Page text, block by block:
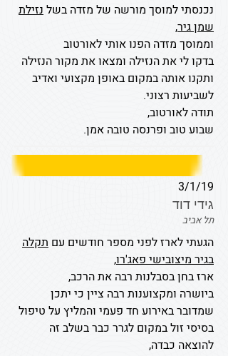
נכנסתי למוסך מורשה של מזדה בשל נזילת
שמן גיר,
וממוסך מזדה הפנו אותי לאורטוב
בדקו לי את הנזילה ומצאו את מקור הנזילה
ותקנו אותה במקום באופן מקצועי ואדיב
לשביעות רצוני.
תודה לאורטוב,
שבוע טוב ופרנסה טובה אמן.
3/1/19
גידי דוד
תל אביב
הגעתי לארז לפני מספר חודשים עם תקלה
בגיר מיצובישי פאג'רו,
ארז בחן בסבלנות רבה את הרכב,
ביושרה ומקצוענות רבה ציין כי יתכן
שמדובר באירוע חד פעמי והמליץ על טיפול
בסיסי זול במקום לגרר כבר בשלב זה
להוצאה כבדה,